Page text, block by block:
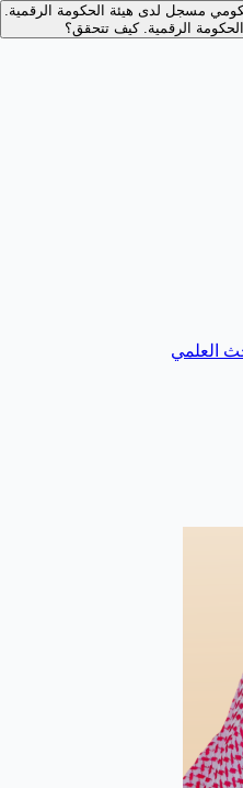
مسجل لدى هيئة الحكومة الرقمية.
الرقمية.كيف تتحقق؟
العلمي